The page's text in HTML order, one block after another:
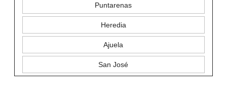
Puntarenas
Heredia
Ajuela
San José